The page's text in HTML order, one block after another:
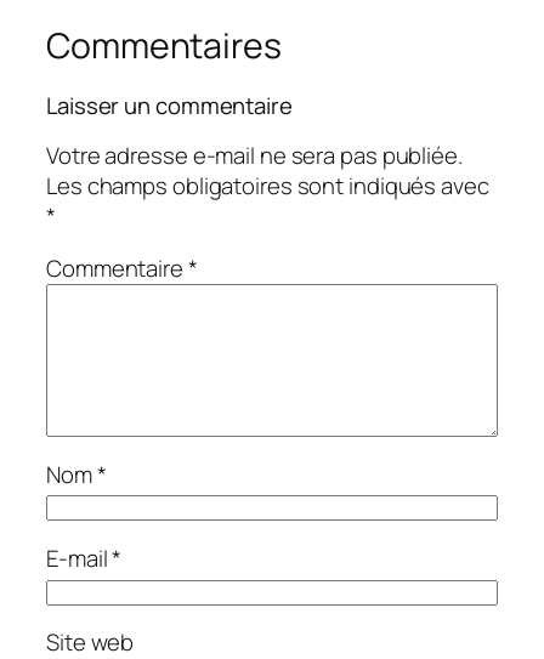
Commentaires
Laisser un commentaire
Votre adresse e-mail ne sera pas publiée.
Les champs obligatoires sont indiqués avec
*
Commentaire*
Nom*
E-mail*
Site web